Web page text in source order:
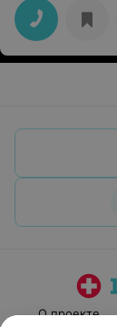
О проекте